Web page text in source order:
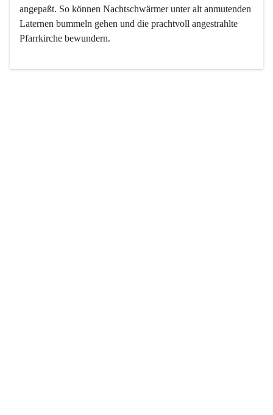
angepaßt. So können Nachtschwärmer unter alt anmutenden
Laternen bummeln gehen und die prachtvoll angestrahlte
Pfarrkirche bewundern.
Der Weinbau dominert heute nicht mehr, ist aber integrativer